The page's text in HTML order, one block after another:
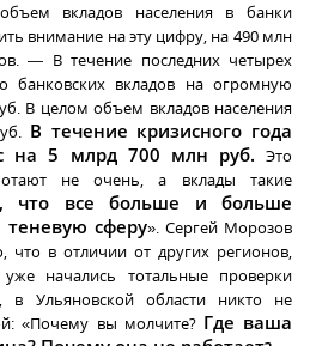
вкладов населения в банки
внимание на эту цифру, на 490 млн
— В течение последних четырех
банковских вкладов на огромную
В целом объем вкладов населения
В течение кризисного года
на 5 млрд 700 млн руб. Это
не очень, а вклады такие
что все больше и больше
теневую сферу». Сергей Морозов
что в отличии от других регионов,
начались тотальные проверки
в Ульяновской области никто не
«Почему вы молчите? Где ваша